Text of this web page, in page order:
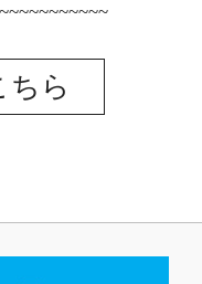
ちら